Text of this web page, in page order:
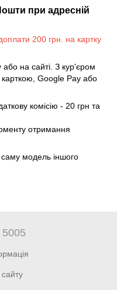
при адресній
200 грн. на картку
або на сайті. З кур'єром
карткою, Google Pay або
комісію - 20 грн та
отримання
модель іншого